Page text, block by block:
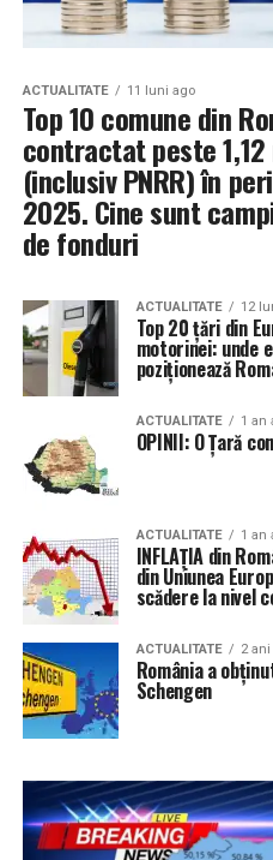
ACTUALITATE 11 luni ago
Top 10 comune din
contractat peste
(inclusiv PNRR) în
2025. Cine sunt
de fonduri
ACTUALITATE 12
Top 20 ţări din
motorinei: unde
poziționează
ACTUALITATE 1 an
OPINII: O Țară
ACTUALITATE 1 an
INFLAȚIA din
din Uniunea
scădere la nivel
ACTUALITATE 2
România a
Schengen